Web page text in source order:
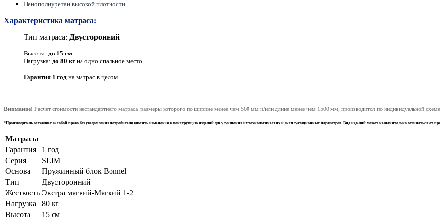
Пенополиуретан высокой плотности
Характеристика матраса:
Тип матраса: Двусторонний
Высота: до 15 см
Нагрузка: до 80 кг на одно спальное место
Гарантия 1 год на матрас в целом
Внимание! Расчет стоимости нестандартного матраса, размеры которого по ширине менее чем 500 мм и/или длине менее чем 1500 мм, производится по индивидуальной
*Производитель оставляет за собой право без уведомления потребителя вносить изменения в конструкцию изделий для улучшения их технологических и эксплуатационных параметров. Вид изделий может незначительно отличаться от
Матрасы
Гарантия
1 год
Серия
SLIM
Основа
Пружинный блок Bonnel
Тип
Двусторонний
Жесткость Экстра мягкий-Мягкий 1-2
Нагрузка
80 кг
Высота
15 см